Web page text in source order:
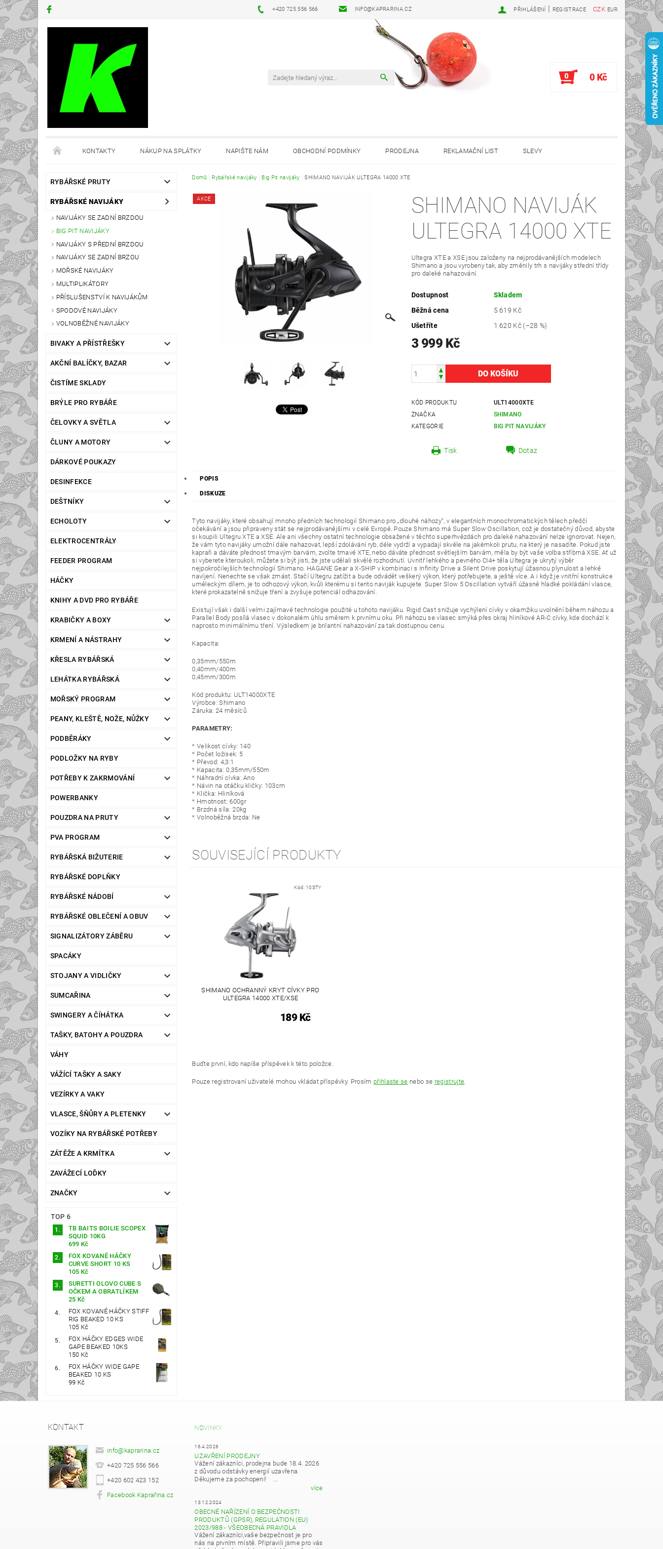
+420 725 556 566 INFO@KAPRARINA.CZ CZK EUR
PŘIHLÁŠENÍ | REGISTRACE
0 0 Kč
KONTAKTY NÁKUP NA SPLÁTKY NAPIŠTE NÁM OBCHODNÍ PODMÍNKY PRODEJNA REKLAMAČNÍ LIST SLEVY
RYBÁŘSKÉ PRUTY
RYBÁŘSKÉ NAVIJÁKY
NAVIJÁKY SE ZADNÍ BRZDOU
BIG PIT NAVIJÁKY
NAVIJÁKY S PŘEDNÍ BRZDOU
NAVIJÁKY SE ZADNÍ BRZOU
MOŘSKÉ NAVIJÁKY
MULTIPLIKÁTORY
PŘÍSLUŠENSTVÍ K NAVIJÁKŮM
SPODOVÉ NAVIJÁKY
VOLNOBĚŽNÉ NAVIJÁKY
BIVAKY A PŘÍSTŘEŠKY
AKČNÍ BALÍČKY, BAZAR
ČISTÍME SKLADY
BRÝLE PRO RYBÁŘE
ČELOVKY A SVĚTLA
ČLUNY A MOTORY
DÁRKOVÉ POUKAZY
DESINFEKCE
DEŠTNÍKY
ECHOLOTY
ELEKTROCENTRÁLY
FEEDER PROGRAM
HÁČKY
KNIHY A DVD PRO RYBÁŘE
KRABIČKY A BOXY
KRMENÍ A NÁSTRAHY
KŘESLA RYBÁŘSKÁ
LEHÁTKA RYBÁŘSKÁ
MOŘSKÝ PROGRAM
PEANY, KLEŠTĚ, NOŽE, NŮŽKY
PODBĚRÁKY
PODLOŽKY NA RYBY
POTŘEBY K ZAKRMOVÁNÍ
POWERBANKY
POUZDRA NA PRUTY
PVA PROGRAM
RYBÁŘSKÁ BIŽUTERIE
RYBÁŘSKÉ DOPLŇKY
RYBÁŘSKÉ NÁDOBÍ
RYBÁŘSKÉ OBLEČENÍ A OBUV
SIGNALIZÁTORY ZÁBĚRU
SPACÁKY
STOJANY A VIDLIČKY
SUMCAŘINA
SWINGERY A ČÍHÁTKA
TAŠKY, BATOHY A POUZDRA
VÁHY
VÁŽÍCÍ TAŠKY A SAKY
VEZÍRKY A VAKY
VLASCE, ŠŇŮRY A PLETENKY
VOZÍKY NA RYBÁŘSKÉ POTŘEBY
ZÁTĚŽE A KRMÍTKA
ZAVÁŽECÍ LOĎKY
ZNAČKY
TOP 6
TB BAITS BOILIE SCOPEX
SQUID 10KG
699 Kč
FOX KOVANÉ HÁČKY
CURVE SHORT 10 KS
105 Kč
SURETTI OLOVO CUBE S
OČKEM A OBRATLÍKEM
25 Kč
FOX KOVANÉ HÁČKY STIFF
RIG BEAKED 10 KS
105 Kč
FOX HÁČKY EDGES WIDE
GAPE BEAKED 10KS
150 Kč
FOX HÁČKY WIDE GAPE
BEAKED 10 KS
99 Kč
Domů Rybářské navijáky Big Pit navijáky SHIMANO NAVIJÁK ULTEGRA 14000 XTE
AKCE
SHIMANO NAVIJÁK
ULTEGRA 14000 XTE
Ultegra XTE a XSE jsou založeny na nejprodávanějších modelech
Shimano a jsou vyrobeny tak, aby změnily trh s navijáky střední třídy
pro daleké nahazování.
Dostupnost
Skladem
Běžná cena
5 619 Kč
Ušetříte
1 620 Kč (–28 %)
3 999 Kč
KÓD PRODUKTU
ULT14000XTE
ZNAČKA
SHIMANO
KATEGORIE
BIG PIT NAVIJÁKY
Tisk Dotaz
POPIS
DISKUZE
Tyto navijáky, které obsahují mnoho předních technologií Shimano pro „dlouhé náhozy“, v elegantních monochromatických tělech předčí
očekávání a jsou připraveny stát se nejprodávanějšími v celé Evropě. Pouze Shimano má Super Slow Oscillation, což je dostatečný důvod, abyste
si koupili Ultegru XTE a XSE. Ale ani všechny ostatní technologie obsažené v těchto superhvězdách pro daleké nahazování nelze ignorovat. Nejen,
že vám tyto navijáky umožní dále nahazovat, lepší zdolávání ryb, déle vydrží a vypadají skvěle na jakémkoli prutu, na který je nasadíte. Pokud jste
kapraři a dáváte přednost tmavým barvám, zvolte tmavé XTE, nebo dáváte přednost světlejším barvám, měla by být vaše volba stříbrná XSE. Ať už
si vyberete kteroukoli, můžete si být jisti, že jste udělali skvělé rozhodnutí. Uvnitř lehkého a pevného CI4+ těla Ultegra je ukrytý výběr
nejpokročilejších technologií Shimano. HAGANE Gear a X-SHIP v kombinaci s Infinity Drive a Silent Drive poskytují úžasnou plynulost a lehké
navíjení. Nenechte se však zmást. Stačí Ultegru zatížit a bude odvádět veškerý výkon, který potřebujete, a ještě více. A i když je vnitřní konstrukce
uměleckým dílem, je to odhozový výkon, kvůli kterému si tento naviják kupujete. Super Slow 5 Oscillation vytváří úžasně hladké pokládání vlasce,
které prokazatelně snižuje tření a zvyšuje potenciál odhazování.
Existují však i další velmi zajímavé technologie použité u tohoto navijáku. Rigid Cast snižuje vychýlení cívky v okamžiku uvolnění během náhozu a
Parallel Body posílá vlasec v dokonalém úhlu směrem k prvnímu oku. Při náhozu se vlasec smýká přes okraj hliníkové AR-C cívky, kde dochází k
naprosto minimálnímu tření. Výsledkem je brilantní nahazování za tak dostupnou cenu.
Kapacita:
0,35mm/550m
0,40mm/400m
0,45mm/300m
Kód produktu: ULT14000XTE
Výrobce: Shimano
Záruka: 24 měsíců
PARAMETRY:
* Velikost cívky: 140
* Počet ložisek: 5
* Převod: 4,3:1
* Kapacita: 0,35mm/550m
* Náhradní cívka: Ano
* Návin na otáčku kličky: 103cm
* Klička: Hliníková
* Hmotnost: 600gr
* Brzdná síla: 20kg
* Volnoběžná brzda: Ne
SOUVISEJÍCÍ PRODUKTY
Kód: 10STY
SHIMANO OCHRANNÝ KRYT CÍVKY PRO
ULTEGRA 14000 XTE/XSE
189 Kč
Buďte první, kdo napíše příspěvek k této položce.
Pouze registrovaní uživatelé mohou vkládat příspěvky. Prosím přihlaste se nebo se registrujte
KONTAKT
info@kaprarina.cz
+420 725 556 566
+420 602 423 152
Facebook Kaprařina.cz
NOVINKY
16.4.2026
UZAVŘENÍ PRODEJNY
Vážení zákazníci, prodejna bude 18.4. 2026
z důvodu odstávky energií uzavřena.
Děkujeme za pochopení! ...
více
13.12.2024
OBECNÉ NAŘÍZENÍ O BEZPEČNOSTI
PRODUKTŮ (GPSR), REGULATION (EU)
2023/988 - VŠEOBECNÁ PRAVIDLA
Vážení zákazníci,vaše bezpečnost je pro
nás na prvním místě. Připravili jsme pro vás